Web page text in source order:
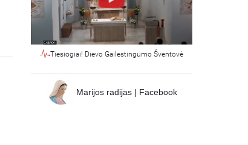
Tiesiogiai! Dievo Gailestingumo Šventovė
Marijos radijas | Facebook